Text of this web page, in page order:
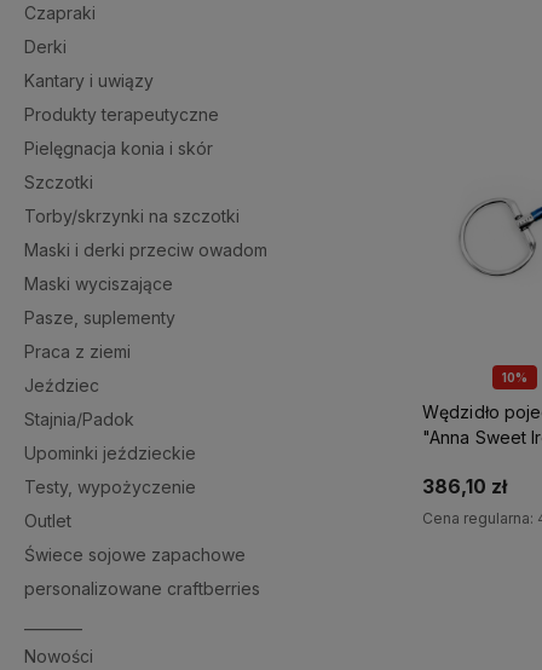
Czapraki
Derki
Kantary i uwiązy
Produkty terapeutyczne
Pielęgnacja konia i skór
Szczotki
Torby/skrzynki na szczotki
Maski i derki przeciw owadom
Maski wyciszające
Pasze, suplementy
Praca z ziemi
Jeździec
Stajnia/Padok
Upominki jeździeckie
Testy, wypożyczenie
Outlet
Świece sojowe zapachowe
personalizowane craftberries
Nowości
10%
Wędzidło
"Anna Sweet
386,10 zł
Cena regularna: